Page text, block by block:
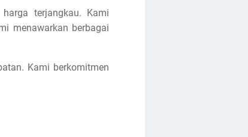
terjangkau. Kami
menawarkan berbagai
Kami berkomitmen